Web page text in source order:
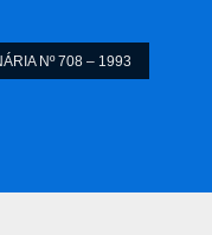
Nº 708 – 1993